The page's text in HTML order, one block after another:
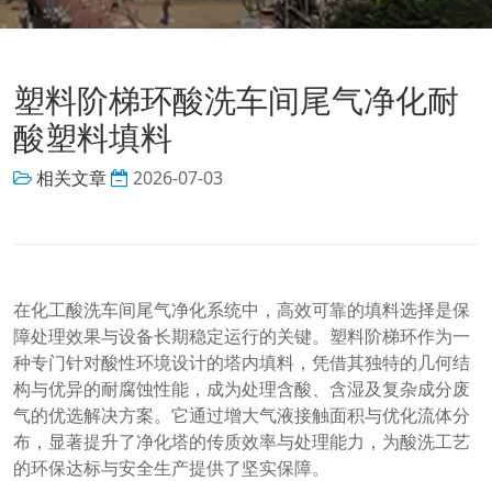
塑料阶梯环酸洗车间尾气净化耐
酸塑料填料
相关文章 2026-07-03
在化工酸洗车间尾气净化系统中，高效可靠的填料选择是保
障处理效果与设备长期稳定运行的关键。塑料阶梯环作为一
种专门针对酸性环境设计的塔内填料，凭借其独特的几何结
构与优异的耐腐蚀性能，成为处理含酸、含湿及复杂成分废
气的优选解决方案。它通过增大气液接触面积与优化流体分
布，显著提升了净化塔的传质效率与处理能力，为酸洗工艺
的环保达标与安全生产提供了坚实保障。